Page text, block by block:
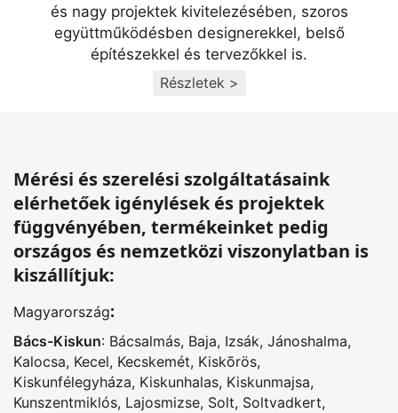
és nagy projektek kivitelezésében, szoros
együttműködésben designerekkel, belső
építészekkel és tervezőkkel is.
Részletek >
Mérési és szerelési szolgáltatásaink
elérhetőek igénylések és projektek
függvényében, termékeinket pedig
országos és nemzetközi viszonylatban is
kiszállítjuk:
Magyarország:
Bács-Kiskun: Bácsalmás, Baja, Izsák, Jánoshalma,
Kalocsa, Kecel, Kecskemét, Kiskõrös,
Kiskunfélegyháza, Kiskunhalas, Kiskunmajsa,
Kunszentmiklós, Lajosmizse, Solt, Soltvadkert,